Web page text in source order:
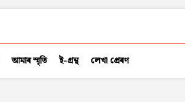
আমাৰ স্মৃতি ই-গ্ৰন্থ লেখা প্ৰেৰণ